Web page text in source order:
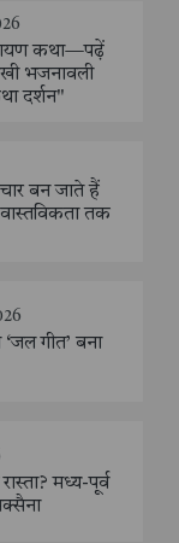
कथा—पढ़ें
भजनावली
दर्शन"
बन जाते हैं
तक
गीत’ बना
मध्य-पूर्व